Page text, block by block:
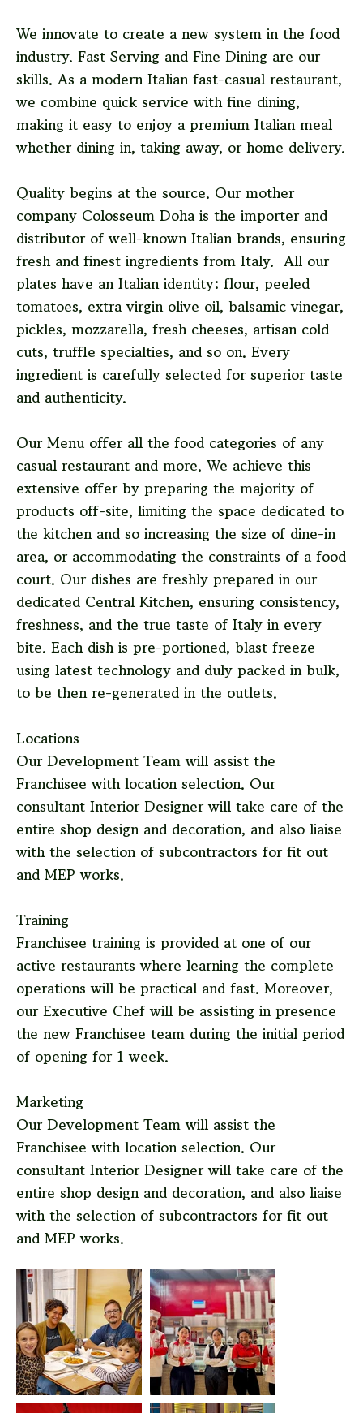
We innovate to create a new system in the food
industry. Fast Serving and Fine Dining are our
skills. As a modern Italian fast-casual restaurant,
we combine quick service with fine dining,
making it easy to enjoy a premium Italian meal
whether dining in, taking away, or home delivery.
Quality begins at the source. Our mother
company Colosseum Doha is the importer and
distributor of well-known Italian brands, ensuring
fresh and finest ingredients from Italy. All our
plates have an Italian identity: flour, peeled
tomatoes, extra virgin olive oil, balsamic vinegar,
pickles, mozzarella, fresh cheeses, artisan cold
cuts, truffle specialties, and so on. Every
ingredient is carefully selected for superior taste
and authenticity.
Our Menu offer all the food categories of any
casual restaurant and more. We achieve this
extensive offer by preparing the majority of
products off-site, limiting the space dedicated to
the kitchen and so increasing the size of dine-in
area, or accommodating the constraints of a food
court. Our dishes are freshly prepared in our
dedicated Central Kitchen, ensuring consistency,
freshness, and the true taste of Italy in every
bite. Each dish is pre-portioned, blast freeze
using latest technology and duly packed in bulk,
to be then re-generated in the outlets.
Locations
Our Development Team will assist the
Franchisee with location selection. Our
consultant Interior Designer will take care of the
entire shop design and decoration, and also liaise
with the selection of subcontractors for fit out
and MEP works.
Training
Franchisee training is provided at one of our
active restaurants where learning the complete
operations will be practical and fast. Moreover,
our Executive Chef will be assisting in presence
the new Franchisee team during the initial period
of opening for 1 week.
Marketing
Our Development Team will assist the
Franchisee with location selection. Our
consultant Interior Designer will take care of the
entire shop design and decoration, and also liaise
with the selection of subcontractors for fit out
and MEP works.